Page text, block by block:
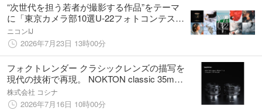
“次世代を担う若者が撮影する作品”をテーマ
に「東京カメラ部10選U-22フォトコンテスト
2026」を開催
ニコンIJ
2026年7月23日 13時00分
フォクトレンダー クラシックレンズの描写を
現代の技術で再現。 NOKTON classic 35mm
F1.4 Zマウント RFマウントを発売 ＜コシナ
＞
株式会社 コシナ
2026年7月16日 10時00分